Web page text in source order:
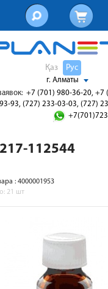
Қаз Рус
г. Алматы
+7 (701) 980-36-20, +7
93, (727) 233-03-03, (727)
112544
: 4000001953
21 шт